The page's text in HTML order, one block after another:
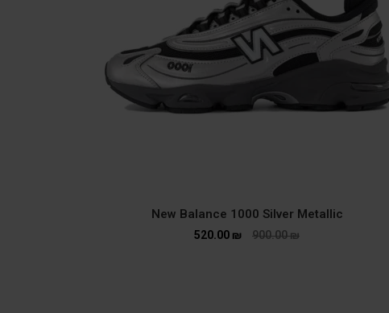
New Balance 1000 Silver Metallic
900.00₪
520.00 ₪